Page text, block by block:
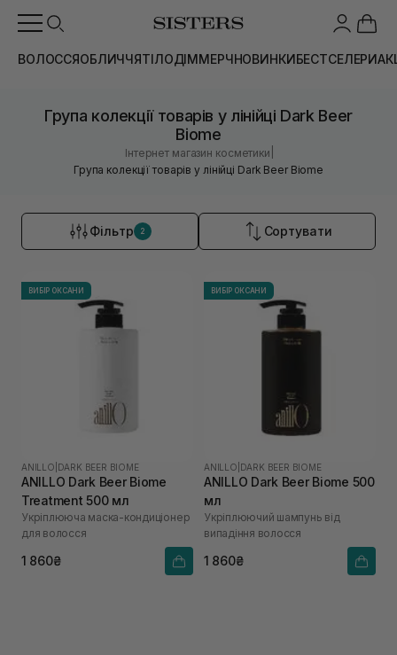
ВОЛОССЯОБЛИЧЧЯТІЛОДІММЕРЧНОВИНКИБЕСТСЕЛЕРИ
Група колекції товарів у лінійці Dark Beer
Biome
Інтернет магазин косметики
Група колекції товарів у лінійці Dark Beer Biome
Фільтр 2 Сортувати
ВИБІР ОКСАНИ
ANILLO DARK BEER BIOME
ANILLO Dark Beer Biome
Treatment 500 мл
Укріплююча маска-кондиціонер
для волосся
1 860₴
ВИБІР ОКСАНИ
ANILLO DARK BEER BIOME
ANILLO Dark Beer Biome 500
мл
Укріплюючий шампунь від
випадіння волосся
1 860₴